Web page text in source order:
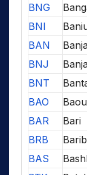
BNG
BNI
BAN
BNJ
BNT
BAO
BAR
Bari
BRB
BAS